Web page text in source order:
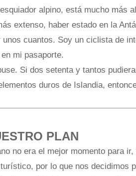
alpino, está mucho más
extenso, haber estado en la
unos cuantos. Soy un ciclista de
mi pasaporte.
Si dos setenta y tantos
duros de Islandia,
PLAN
no era el mejor momento para ir,
por lo que nos decidimos